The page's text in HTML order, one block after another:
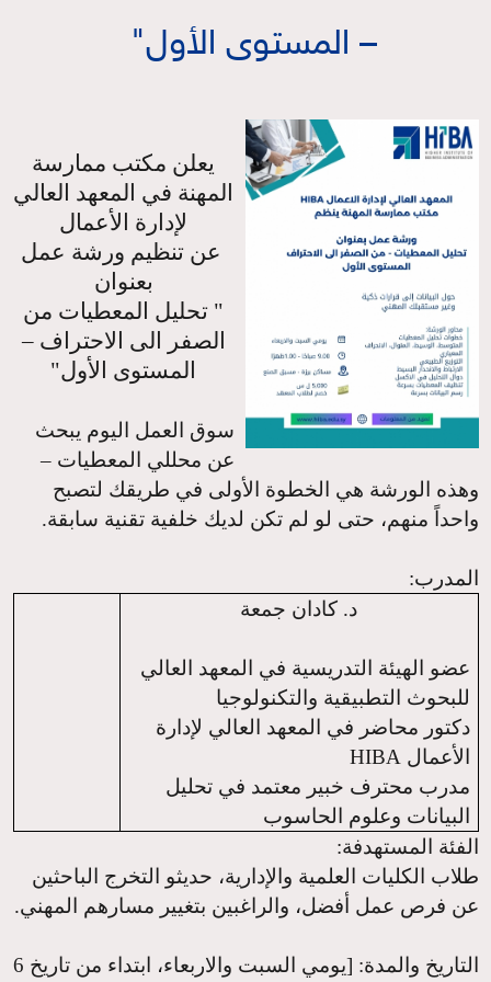
– المستوى الأول"
يعلن مكتب ممارسة
المهنة في المعهد العالي
لإدارة الأعمال
عن تنظيم ورشة عمل
بعنوان
" تحليل المعطيات من
الصفر الى الاحتراف –
المستوى الأول"
سوق العمل اليوم يبحث
عن محللي المعطيات –
وهذه الورشة هي الخطوة الأولى في طريقك لتصبح
واحداً منهم، حتى لو لم تكن لديك خلفية تقنية سابقة.
المدرب:
د. كادان جمعة
عضو الهيئة التدريسية في المعهد العالي
للبحوث التطبيقية والتكنولوجيا
دكتور محاضر في المعهد العالي لإدارة
الأعمال HIBA
مدرب محترف خبير معتمد في تحليل
البيانات وعلوم الحاسوب
الفئة المستهدفة:
طلاب الكليات العلمية والإدارية، حديثو التخرج الباحثين
عن فرص عمل أفضل، والراغبين بتغيير مسارهم المهني.
التاريخ والمدة : [يومي السبت والاربعاء، ابتداء من تاريخ 6